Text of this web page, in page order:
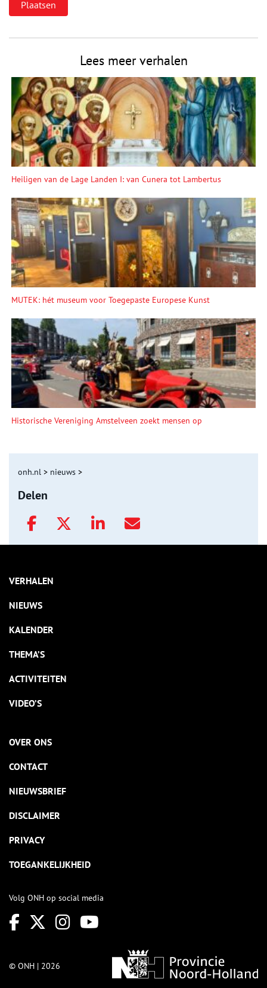
Lees meer verhalen
Heiligen van de Lage Landen I: van Cunera tot Lambertus
MUTEK: hét museum voor Toegepaste Europese Kunst
Historische Vereniging Amstelveen zoekt mensen op
onh.nl > nieuws >
Delen
VERHALEN
NIEUWS
KALENDER
THEMA’S
ACTIVITEITEN
VIDEO’S
OVER ONS
CONTACT
NIEUWSBRIEF
DISCLAIMER
PRIVACY
TOEGANKELIJKHEID
Volg ONH op social media
© ONH | 2026